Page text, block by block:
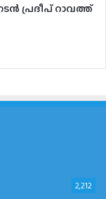
പ്രദീപ് റാവത്ത്
2,212